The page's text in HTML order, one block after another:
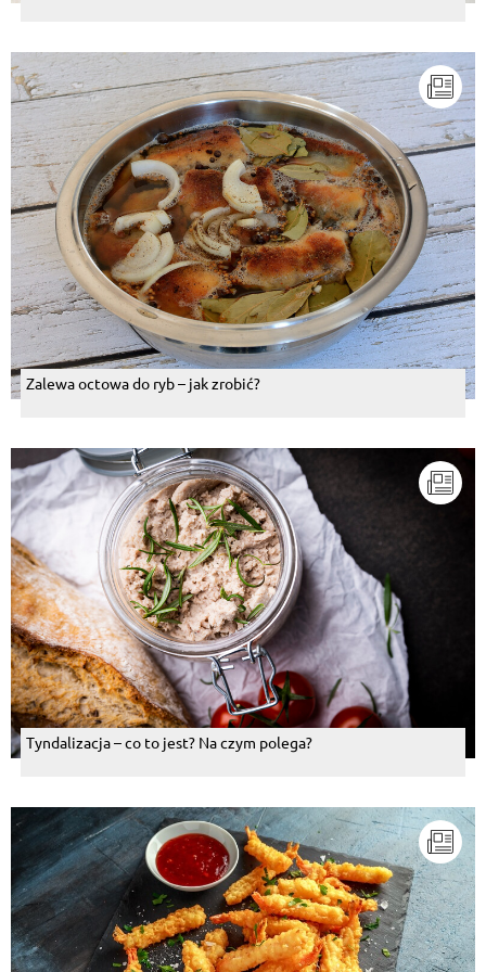
Mieczysław Nowowiejski, 28.11.2014
Oj będą kłopoty z figurą! Musicie zmienić stronę!!!!
Np. rzodkieweczka!?
Odpowiedz
Stefania Chrapek, 28.11.2014
mogą być tylko bez tej bulionetki .
Odpowiedz
Piotr Ożga , 28.11.2014
muszę to zrobić. Wygląda apetycznie
Odpowiedz
jak nikt nie patrzy to i wegan zje
Odpowiedz
Pokaż więcej komentarzy
Zalewa octowa do ryb – jak zrobić?
Tyndalizacja – co to jest? Na czym polega?